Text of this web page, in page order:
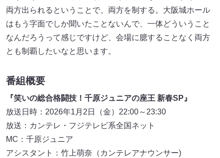
両方出られるということで、両方を制する。大阪城ホール
はもう字面でしか聞いたことないんで、一体どういうこと
なんだろうって感じですけど、会場に臆することなく両方
とも制覇したいなと思います。
番組概要
『笑いの総合格闘技！千原ジュニアの座王 新春SP』
放送日時：2026年1月2日（金）22:00～23:30
放送：カンテレ・フジテレビ系全国ネット
MC：千原ジュニア
アシスタント：竹上萌奈（カンテレアナウンサー)